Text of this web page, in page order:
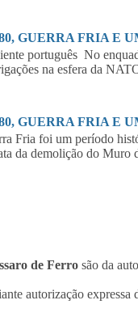
GUERRA FRIA E
português No
na esfera da
GUERRA FRIA E
Fria foi um período
da demolição do Muro
de Ferro são da
autorização